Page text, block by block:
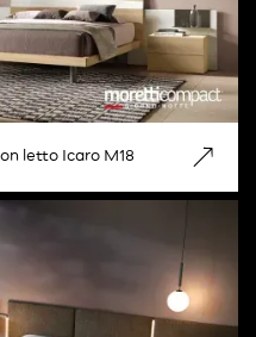
letto Icaro M18